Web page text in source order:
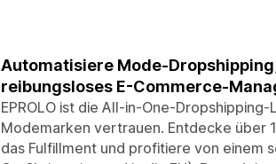
Automatisiere Mode-
reibungsloses E-Commerce-
EPROLO ist die All-in-One-
Modemarken vertrauen. Entdecke über
das Fulfillment und profitiere von einem